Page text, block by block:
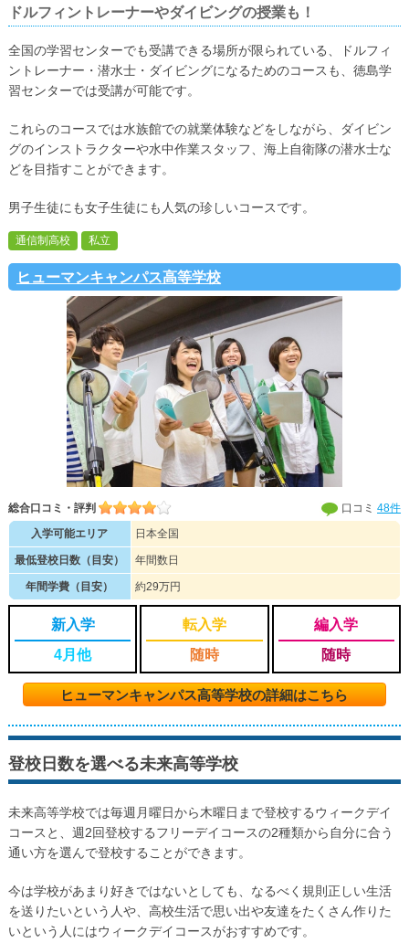
ドルフィントレーナーやダイビングの授業も！
全国の学習センターでも受講できる場所が限られている、ドルフィ
ントレーナー・潜水士・ダイビングになるためのコースも、徳島学
習センターでは受講が可能です。
これらのコースでは水族館での就業体験などをしながら、ダイビン
グのインストラクターや水中作業スタッフ、海上自衛隊の潜水士な
どを目指すことができます。
男子生徒にも女子生徒にも人気の珍しいコースです。
ヒューマンキャンパス高等学校
通信制高校 私立
総合口コミ・評判 口コミ48件
入学可能エリア
日本全国
最低登校日数（目安） 年間数日
年間学費（目安） 約29万円
新入学
4月他
転入学
随時
編入学
随時
ヒューマンキャンパス高等学校の詳細はこちら
登校日数を選べる未来高等学校
未来高等学校では毎週月曜日から木曜日まで登校するウィークデイ
コースと、週2回登校するフリーデイコースの2種類から自分に合う
通い方を選んで登校することができます。
今は学校があまり好きではないとしても、なるべく規則正しい生活
を送りたいという人や、高校生活で思い出や友達をたくさん作りた
いという人にはウィークデイコースがおすすめです。